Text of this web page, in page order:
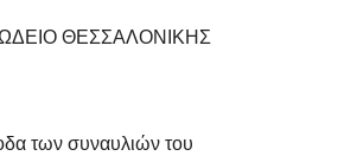
ΘΕΣΣΑΛΟΝΙΚΗΣ
των συναυλιών του